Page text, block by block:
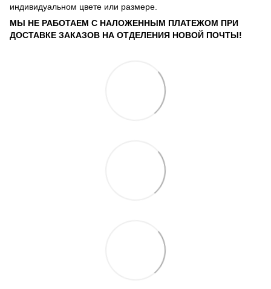
индивидуальном цвете или размере.
МЫ НЕ РАБОТАЕМ С НАЛОЖЕННЫМ ПЛАТЕЖОМ ПРИ
ДОСТАВКЕ ЗАКАЗОВ НА ОТДЕЛЕНИЯ НОВОЙ ПОЧТЫ!